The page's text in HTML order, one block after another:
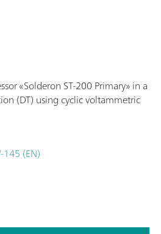
«Solderon ST-200 Primary» in a
(DT) using cyclic voltammetric
(EN)